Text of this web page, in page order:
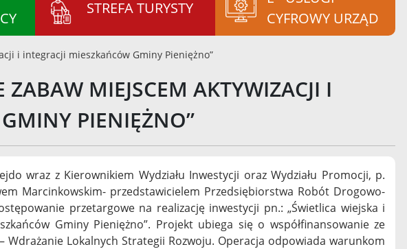
STREFA TURYSTY
CYFROWY URZĄD
i integracji mieszkańców Gminy Pieniężno”
ZABAW MIEJSCEM AKTYWIZACJI I
PIENIĘŻNO”
wraz z Kierownikiem Wydziału Inwestycji oraz Wydziału Promocji, p.
Marcinkowskim- przedstawicielem Przedsiębiorstwa Robót Drogowo-
przetargowe na realizację inwestycji pn.: „Świetlica wiejska i
Gminy Pieniężno”. Projekt ubiega się o współfinansowanie ze
Wdrażanie Lokalnych Strategii Rozwoju. Operacja odpowiada warunkom